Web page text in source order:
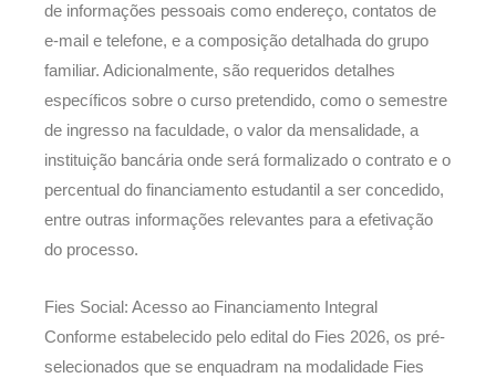
de informações pessoais como endereço, contatos de
e-mail e telefone, e a composição detalhada do grupo
familiar. Adicionalmente, são requeridos detalhes
específicos sobre o curso pretendido, como o semestre
de ingresso na faculdade, o valor da mensalidade, a
instituição bancária onde será formalizado o contrato e o
percentual do financiamento estudantil a ser concedido,
entre outras informações relevantes para a efetivação
do processo.
Fies Social: Acesso ao Financiamento Integral
Conforme estabelecido pelo edital do Fies 2026, os pré-
selecionados que se enquadram na modalidade Fies